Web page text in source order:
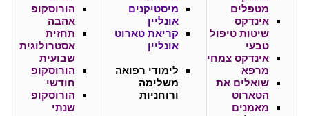
מטפלים
אינדקס
שיטות טיפול
טבעי
אינדקס צמחי
מרפא
שואלים את
הטארוט
מאמנים
מיסטיקנים
אונליין
קריאת טארוט
אונליין
לימודי רפואה
משלימה
ורוחניות
הורוסקופ
אהבה
תחזית
אסטרולוגית
שבועית
הורוסקופ
חודשי
הורוסקופ
שנתי